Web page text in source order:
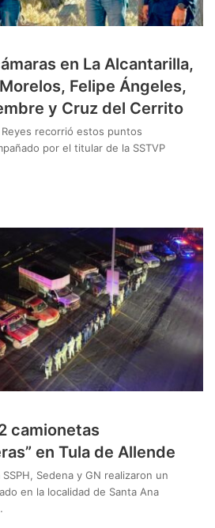
en La Alcantarilla,
Felipe Ángeles,
y Cruz del Cerrito
recorrió estos puntos
por el titular de la SSTVP
camionetas
en Tula de Allende
Sedena y GN realizaron un
en la localidad de Santa Ana